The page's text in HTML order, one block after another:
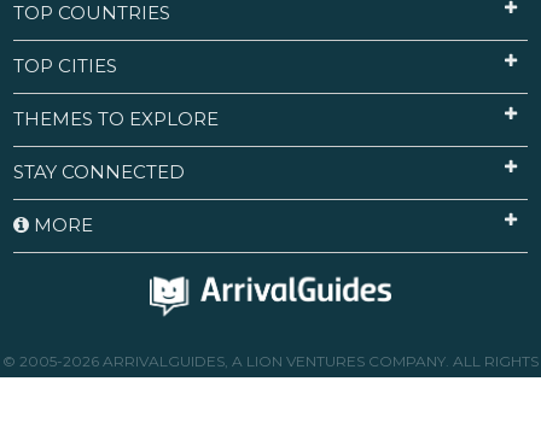
TOP COUNTRIES
TOP CITIES
THEMES TO EXPLORE
STAY CONNECTED
MORE
© 2005-2026 ARRIVALGUIDES, A LION VENTURES COMPANY. ALL RIGHTS
RESERVED.